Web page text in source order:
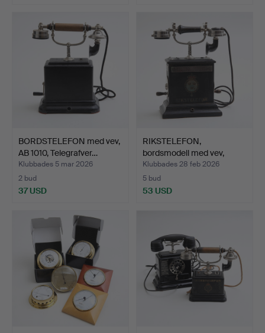
BORDSTELEFON med vev,
AB 1010, Telegrafver…
Klubbades 5 mar 2026
2 bud
37 USD
RIKSTELEFON,
bordsmodell med vev,
1900-tal…
Klubbades 28 feb 2026
5 bud
53 USD